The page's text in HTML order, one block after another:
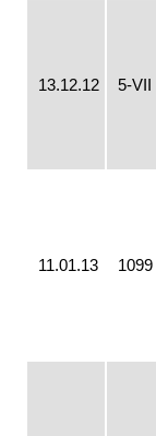
13.12.12 5-VII
11.01.13 1099